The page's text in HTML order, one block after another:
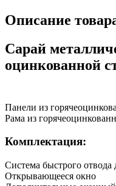
Описание
Сарай
оцинкованной
Панели из
Рама из
Комплектация:
Система быстрого отвода
Открывающееся окно